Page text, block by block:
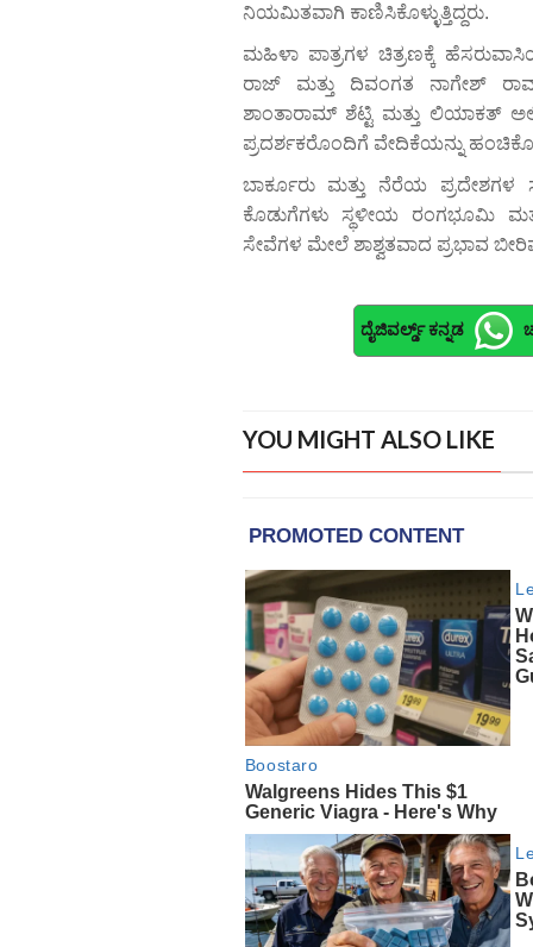
ನಿಯಮಿತವಾಗಿ ಕಾಣಿಸಿಕೊಳ್ಳುತ್ತಿದ್ದರು.
ಮಹಿಳಾ ಪಾತ್ರಗಳ ಚಿತ್ರಣಕ್ಕೆ
ರಾಜ್ ಮತ್ತು ದಿವಂಗತ ನಾಗೇಶ್
ಶಾಂತಾರಾಮ್ ಶೆಟ್ಟಿ ಮತ್ತು ಲಿಯಾಕತ್
ಪ್ರದರ್ಶಕರೊಂದಿಗೆ ವೇದಿಕೆಯನ್ನು
ಬಾರ್ಕೂರು ಮತ್ತು ನೆರೆಯ ಪ್ರದೇಶಗಳ
ಕೊಡುಗೆಗಳು ಸ್ಥಳೀಯ ರಂಗಭೂಮಿ
ಸೇವೆಗಳ ಮೇಲೆ ಶಾಶ್ವತವಾದ ಪ್ರಭಾವ
ದೈಜಿವರ್ಲ್ಡ್ ಕನ್ನಡ
YOU MIGHT ALSO LIKE